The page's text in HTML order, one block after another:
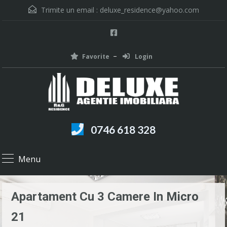
Trimite un email : deluxe_residence@yahoo.com
Favorite Login
0746 618 328
Menu
Apartament Cu 3 Camere In Micro
21